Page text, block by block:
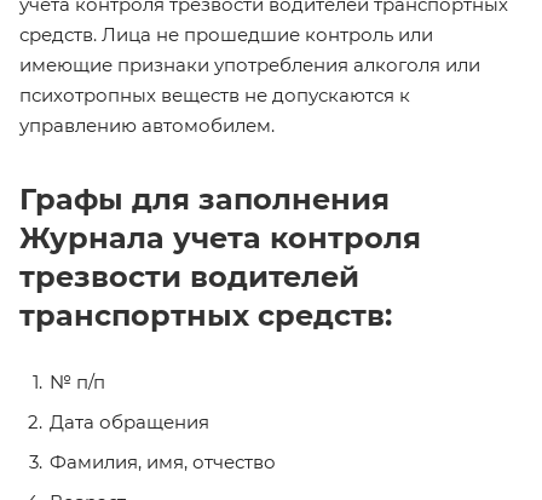
средств. Лица не прошедшие контроль или
имеющие признаки употребления алкоголя или
психотропных веществ не допускаются к
управлению автомобилем.
Графы для заполнения
Журнала учета контроля
трезвости водителей
транспортных средств:
№ п/п
Дата обращения
Фамилия, имя, отчество